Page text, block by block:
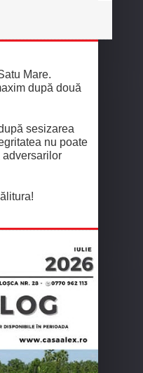
Mare.
după două
sesizarea
nu poate
adversarilor